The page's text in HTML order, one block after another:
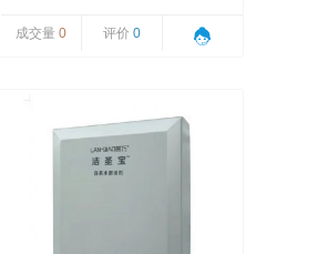
成交量 0 评价 0